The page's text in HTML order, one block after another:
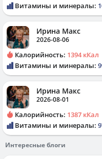
Витамины и минералы:
Ирина Макс
2026-08-06
Калорийность: 1394 кКал
Витамины и минералы:
Ирина Макс
2026-08-01
Калорийность: 1387 кКал
Витамины и минералы:
Интересные блоги